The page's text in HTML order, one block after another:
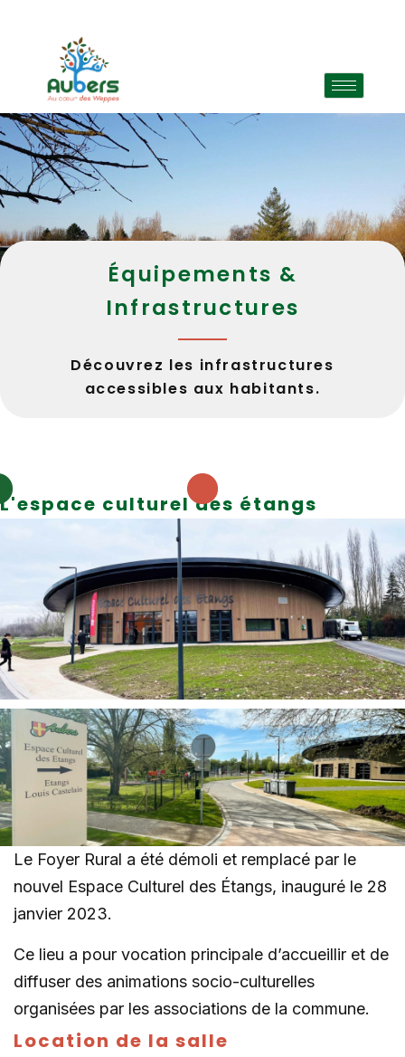
Équipements &
Infrastructures
Découvrez les infrastructures
accessibles aux habitants.
L'espace culturel des étangs
Le Foyer Rural a été démoli et remplacé par le
nouvel Espace Culturel des Étangs, inauguré le 28
janvier 2023.
Ce lieu a pour vocation principale d’accueillir et de
diffuser des animations socio-culturelles
organisées par les associations de la commune.
Location de la salle